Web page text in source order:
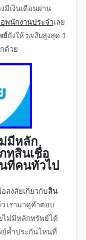
มีเงินเดือนผ่าน
พนักงานประจำเลย
ย์ยังให้วงเงินสูงสุด 1
ด้วย
มีหลัก
ทสินเชื่อ
ที่คนทั่วไป
สงสัยเกี่ยวกับสิน
เรามาดูคำตอบ
ไม่มีหลักทรัพย์ได้
ค้ำประกันไหนที่